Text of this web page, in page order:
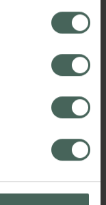
påverkar inte
återkallelsen.